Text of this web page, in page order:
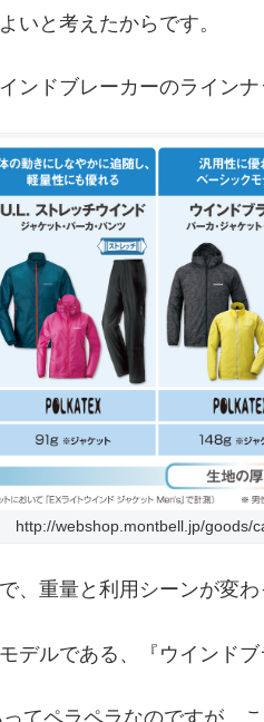
いと考えたからです。
ンドブレーカーのラインナ
http://webshop.montbell.jp/goods/
、重量と利用シーンが変わ
デルである、『ウインド
てペラペラなのですが、